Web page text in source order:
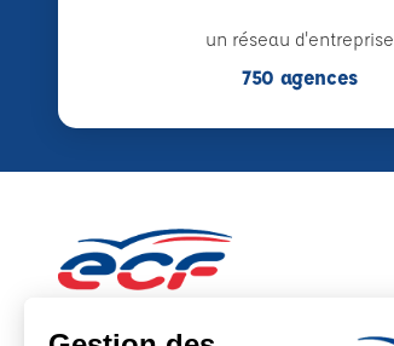
un réseau d'entreprise
750 agences